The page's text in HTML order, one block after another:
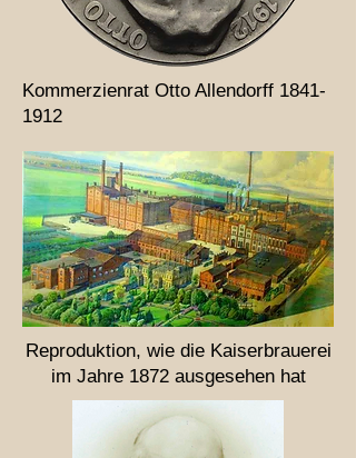
Kommerzienrat Otto Allendorff 1841-
1912
Reproduktion, wie die Kaiserbrauerei
im Jahre 1872 ausgesehen hat